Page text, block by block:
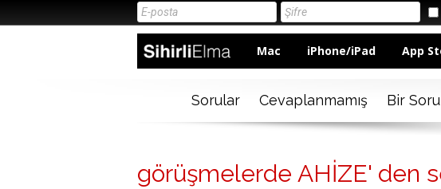
Mac iPhone/iPad App
Sorular Cevaplanmamış Bir
görüşmelerde AHİZE' den